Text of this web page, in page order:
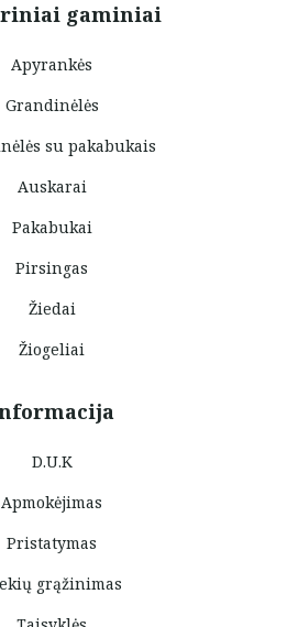
gaminiai
Apyrankės
Grandinėlės
su pakabukais
Auskarai
Pakabukai
Pirsingas
Žiedai
Žiogeliai
D.U.K
Apmokėjimas
Pristatymas
grąžinimas